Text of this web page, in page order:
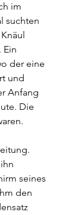
im
suchten
Ein
der eine
und
Anfang
Die
seines
den